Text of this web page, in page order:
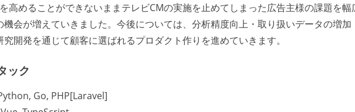
高めることができないままテレビCMの実施を止めてしまった広告主様の課題を幅
会が増えていきました。今後については、分析精度向上・取り扱いデータの増加
開発を通じて顧客に選ばれるプロダクト作りを進めていきます。
ック
Go, PHP[Laravel]